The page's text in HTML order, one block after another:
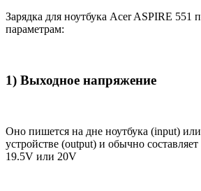
Зарядка для ноутбука Acer ASPIRE 551
параметрам:
1) Выходное напряжение
Оно пишется на дне ноутбука (input)
устройстве (output) и обычно
19.5V или 20V